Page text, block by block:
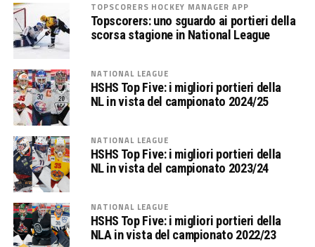
TOPSCORERS HOCKEY MANAGER APP
Topscorers: uno sguardo ai portieri della
scorsa stagione in National League
NATIONAL LEAGUE
HSHS Top Five: i migliori portieri della
NL in vista del campionato 2024/25
NATIONAL LEAGUE
HSHS Top Five: i migliori portieri della
NL in vista del campionato 2023/24
NATIONAL LEAGUE
HSHS Top Five: i migliori portieri della
NLA in vista del campionato 2022/23